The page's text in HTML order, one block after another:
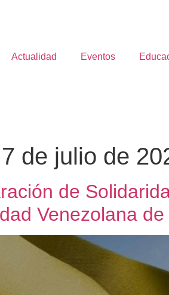
Actualidad Eventos
7 de julio de
de
Venezolana